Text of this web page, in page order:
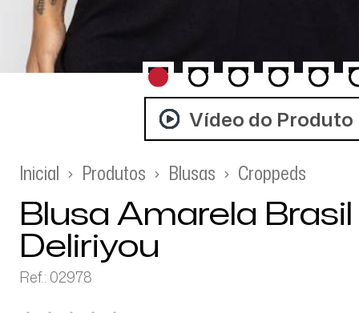
Vídeo do Produto
Inicial
Produtos Blusas Croppeds
Blusa Amarela
Deliriyou
Ref.: 02978